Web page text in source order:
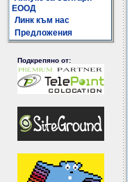
ЕООД
Линк към нас
Предложения
Подкрепяно от: